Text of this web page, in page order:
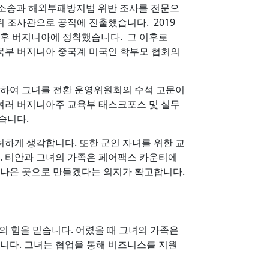
송과 해외부패방지법 위반 조사를 전문으
조사관으로 공직에 진출했습니다. 2019
버지니아에 정착했습니다. 그 이후로
버지니아 중국계 미국인 학부모 협회의
여 그녀를 전환 운영위원회의 수석 고문이
버지니아주 교육부 태스크포스 및 실무
니다.
게 생각합니다. 또한 군인 자녀를 위한 교
안과 그녀의 가족은 페어팩스 카운티에
은 곳으로 만들겠다는 의지가 확고합니다.
힘을 믿습니다. 어렸을 때 그녀의 가족은
다. 그녀는 협업을 통해 비즈니스를 지원